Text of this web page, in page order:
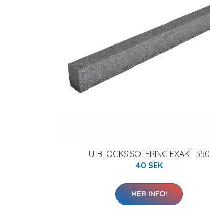
U-BLOCKSISOLERING EXAKT 350
40 SEK
MER INFO!